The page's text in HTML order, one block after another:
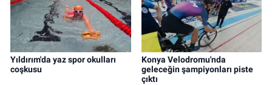
Yıldırım'da yaz spor okulları
coşkusu
Konya Velodromu'nda
geleceğin şampiyonları piste
çıktı